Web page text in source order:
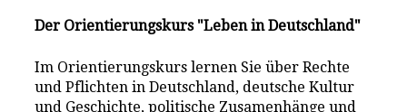
Der Orientierungskurs "Leben in Deutschland"
Im Orientierungskurs lernen Sie über Rechte
und Pflichten in Deutschland, deutsche Kultur
und Geschichte, politische Zusamenhänge und